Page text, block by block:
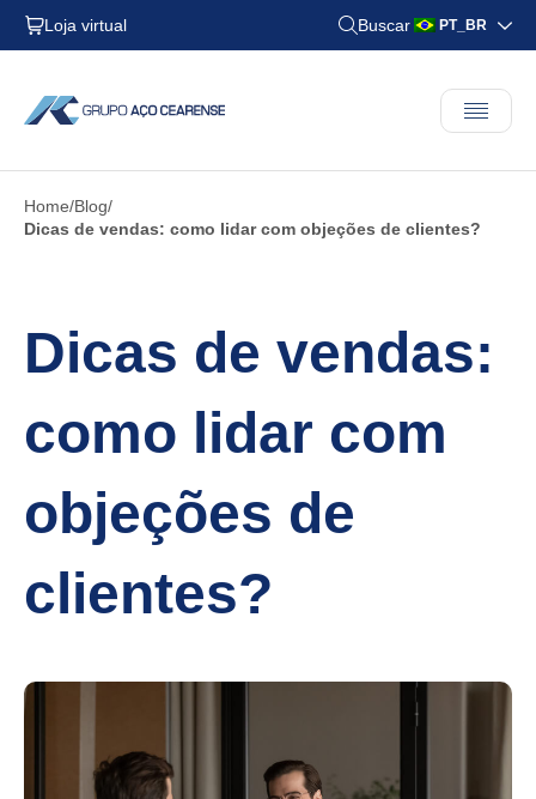
Loja virtual Buscar PT_BR
Home Blog
Dicas de vendas: como lidar com objeções de clientes?
Dicas de vendas:
como lidar com
objeções de
clientes?